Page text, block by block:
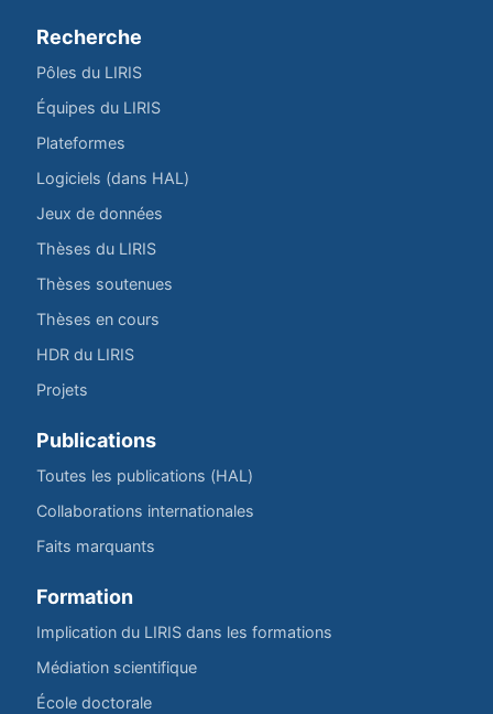
Recherche
Pôles du LIRIS
Équipes du LIRIS
Plateformes
Logiciels (dans HAL)
Jeux de données
Thèses du LIRIS
Thèses soutenues
Thèses en cours
HDR du LIRIS
Projets
Publications
Toutes les publications (HAL)
Collaborations internationales
Faits marquants
Formation
Implication du LIRIS dans les formations
Médiation scientifique
École doctorale